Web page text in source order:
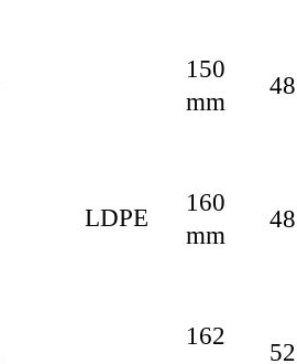
LDPE
150
mm
160
mm
162